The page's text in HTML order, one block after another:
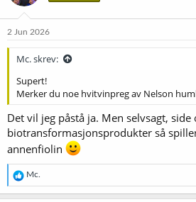
2 Jun 2026
Mc. skrev:
Supert!
Merker du noe hvitvinpreg av Nelson
Det vil jeg påstå ja. Men selvsagt,
biotransformasjonsprodukter så
annenfiolin
R
e
a
Mc.